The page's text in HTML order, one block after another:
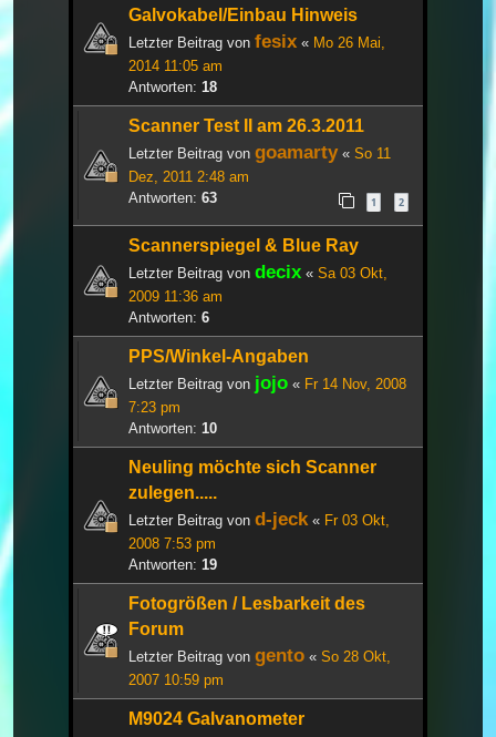
Galvokabel/Einbau Hinweis
Letzter Beitrag von fesix « Mo 26 Mai,
2014 11:05 am
Antworten: 18
Scanner Test II am 26.3.2011
Letzter Beitrag von goamarty« So 11
Dez, 2011 2:48 am
Antworten: 63 1 2
Scannerspiegel & Blue Ray
Letzter Beitrag von decix « Sa 03 Okt,
2009 11:36 am
Antworten: 6
PPS/Winkel-Angaben
Letzter Beitrag von jojo « Fr 14 Nov, 2008
7:23 pm
Antworten: 10
Neuling möchte sich Scanner
zulegen.....
Letzter Beitrag von d-jeck « Fr 03 Okt,
2008 7:53 pm
Antworten: 19
Fotogrößen / Lesbarkeit des
Forum
Letzter Beitrag von gento « So 28 Okt,
2007 10:59 pm
M9024 Galvanometer